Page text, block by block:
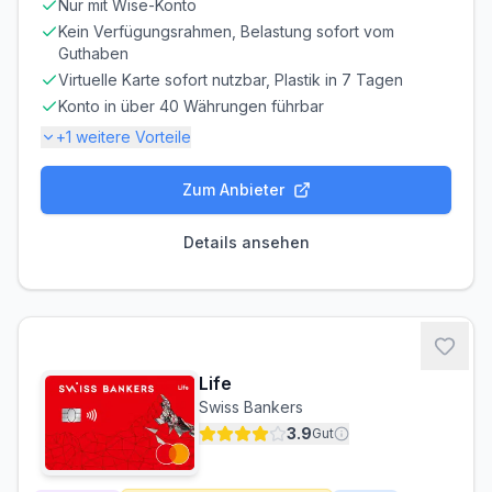
Abrechnung & Zahlung
Manuelle Überweisung
Sie müssen den Rechnungsbetrag selbst überweisen.
Beachten Sie die Zahlungsfrist!
Verzugszinsen an.
Bei jeder Kartenzahlung wird ein Kreditlimit in Anspruch
genommen, und Du erhälst am Ende des Monats eine
Gesamtrechnung.
Nur mit Wise-Konto
Kein Verfügungsrahmen, Belastung sofort vom
Guthaben
Virtuelle Karte sofort nutzbar, Plastik in 7 Tagen
Konto in über 40 Währungen führbar
+1 weitere Vorteile
CHF 4.00
Voraussetzungen
BONITÄTSPRÜFUNG
Nicht erforderlich Erforderlich
Abrechnung & Zahlung
Zum Anbieter
Details ansehen
Life
Swiss Bankers
3.9Gut